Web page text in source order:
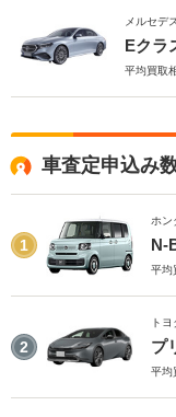
メルセデ
Eクラ
平均買取
車査定申込み
1
ホン
N-
平均
2
トヨ
プ
平均